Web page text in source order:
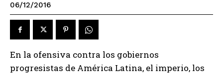
06/12/2016
En la ofensiva contra los gobiernos
progresistas de América Latina, el imperio, los